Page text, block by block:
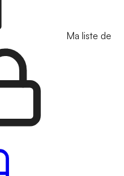
Ma liste de